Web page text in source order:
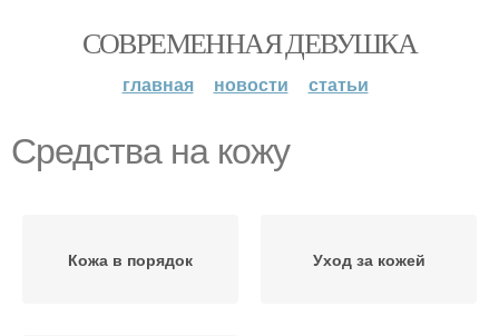
СОВРЕМЕННАЯ ДЕВУШКА
главная новости статьи
Средства на кожу
Кожа в порядок Уход за кожей